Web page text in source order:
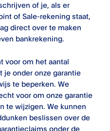
of je, als er
of Sale-rekening staat,
direct over te maken
bankrekening.
voor om het aantal
je onder onze garantie
te beperken. We
voor om onze garantie
te wijzigen. We kunnen
beslissen over de
onder de